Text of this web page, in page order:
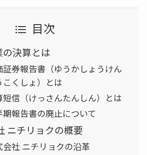
目次
の決算とは
証券報告書（ゆうかしょうけん
こくしょ）とは
短信（けっさんたんしん）とは
期報告書の廃止について
ニチリョクの概要
会社 ニチリョクの沿革